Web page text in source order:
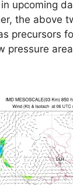
upcoming
the above
precursors
pressure